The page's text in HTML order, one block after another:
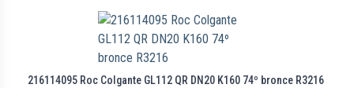
216114095 Roc Colgante GL112 QR DN20 K160 74º bronce R3216